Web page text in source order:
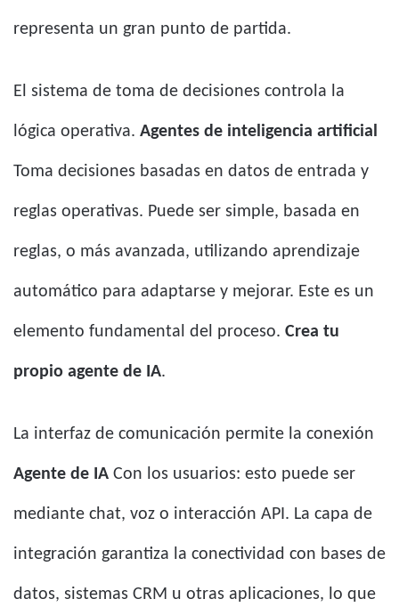
representa un gran punto de partida.
El sistema de toma de decisiones controla la
lógica operativa. Agentes de inteligencia artificial
Toma decisiones basadas en datos de entrada y
reglas operativas. Puede ser simple, basada en
reglas, o más avanzada, utilizando aprendizaje
automático para adaptarse y mejorar. Este es un
elemento fundamental del proceso. Crea tu
propio agente de IA.
La interfaz de comunicación permite la conexión
Agente de IA Con los usuarios: esto puede ser
mediante chat, voz o interacción API. La capa de
integración garantiza la conectividad con bases de
datos, sistemas CRM u otras aplicaciones, lo que